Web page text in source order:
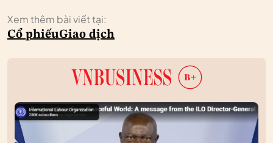
Xem thêm bài viết tại:
Cổ phiếuGiao dịch